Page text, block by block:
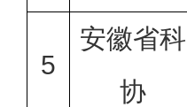
5
安徽省科
协